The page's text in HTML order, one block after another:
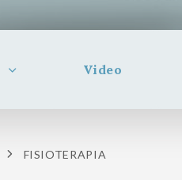
Video
FISIOTERAPIA